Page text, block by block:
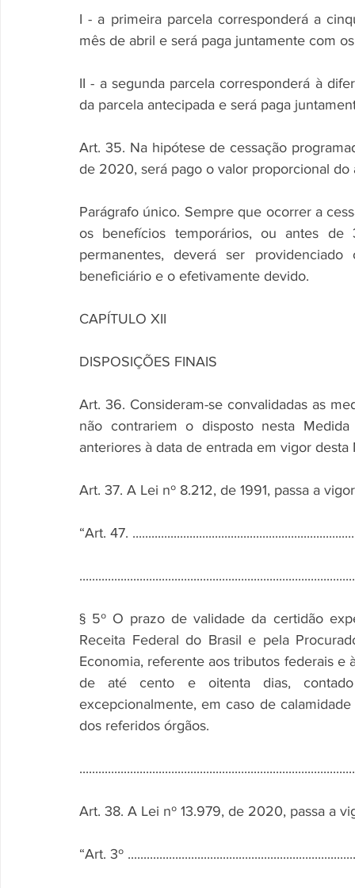
I - a primeira parcela corresponderá a
mês de abril e será paga juntamente com
II - a segunda parcela corresponderá à
da parcela antecipada e será paga
Art. 35. Na hipótese de cessação
de 2020, será pago o valor proporcional do
Parágrafo único. Sempre que ocorrer a
os benefícios temporários, ou antes
permanentes, deverá ser
beneficiário e o efetivamente devido.
CAPÍTULO XII
DISPOSIÇÕES FINAIS
Art. 36. Consideram-se convalidadas as
não contrariem o disposto nesta
anteriores à data de entrada em vigor desta
Art. 37. A Lei nº 8.212, de 1991, passa a
“Art. 47.
§ 5º O prazo de validade da certidão
Receita Federal do Brasil e pela
Economia, referente aos tributos federais e
de até cento e oitenta dias,
excepcionalmente, em caso de
dos referidos órgãos.
Art. 38. A Lei nº 13.979, de 2020, passa a
“Art. 3º